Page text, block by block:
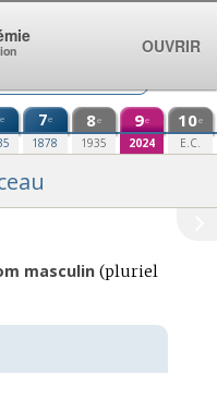
e 7e
1878
8e
1935
9e
2024
10e
E.C.
masculin (pluriel
OUVRIR